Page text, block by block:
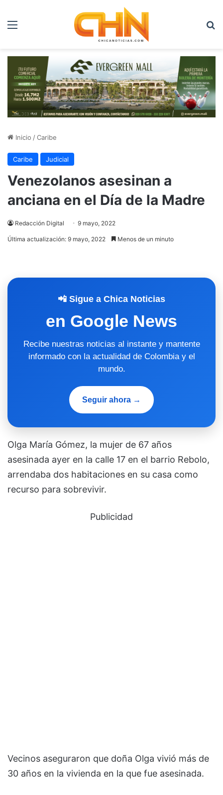
Menú
Inicio /Caribe
Caribe Judicial
Venezolanos asesinan a
anciana en el Día de la Madre
Redacción Digital 9 mayo, 2022
Última actualización: 9 mayo, 2022 Menos de un minuto
📲 Sigue a Chica Noticias
en Google News
Recibe nuestras noticias al instante y mantente
informado con la actualidad de Colombia y el
mundo.
Seguir ahora →
Olga María Gómez, la mujer de 67 años
asesinada ayer en la calle 17 en el barrio Rebolo,
arrendaba dos habitaciones en su casa como
recurso para sobrevivir.
Publicidad
Vecinos aseguraron que doña Olga vivió más de
30 años en la vivienda en la que fue asesinada.